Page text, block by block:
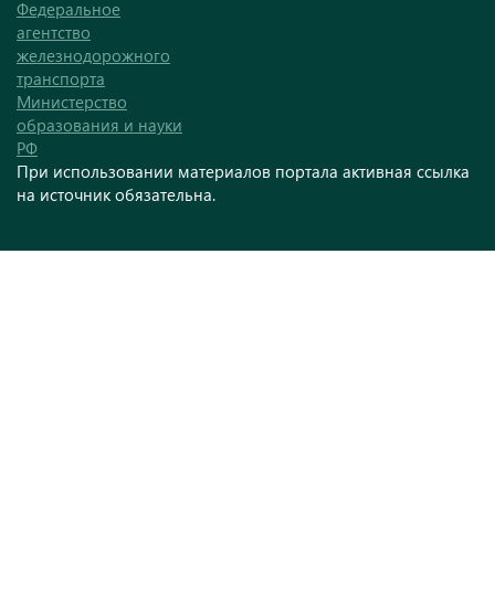
Федеральное
агентство
железнодорожного
транспорта
Министерство
образования и науки
РФ
При использовании материалов портала активная ссылка
на источник обязательна.